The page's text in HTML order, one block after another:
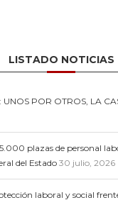
LISTADO NOTICIAS
UNOS POR OTROS, LA
plazas de personal
del Estado 30 julio, 2026
laboral y social